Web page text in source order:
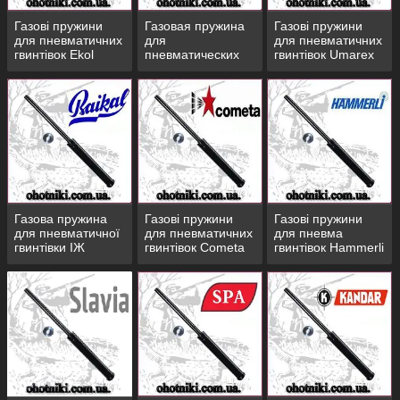
стрільців.
Підібрати пружину
PNVIMAT — комплектуючі і
пристосування для успішної
стрільби
аматорами, так і спортсменами, при
виступі на змаганнях місцевого та
міжнародного масштабу.
Приймаємо заявки 7 днів на тиждень.
Інформація на сайті завжди актуальна.
Вироби є на складі і готові до відправки в
Газові пружини
для пневматичних
гвинтівок Ekol
Газовая пружина
для
пневматических
Газові пружини
для пневматичних
гвинтівок Umarex
Газова пружина
для пневматичної
гвинтівки ІЖ
Газові пружини
для пневматичних
гвинтівок Cometa
Газові пружини
для пневма
гвинтівок Hammerli